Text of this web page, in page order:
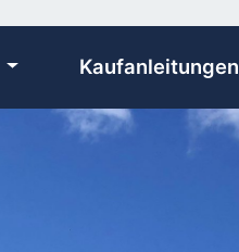
Kaufanleitungen